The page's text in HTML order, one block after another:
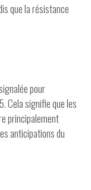
que la résistance
pour
Cela signifie que les
principalement
anticipations du